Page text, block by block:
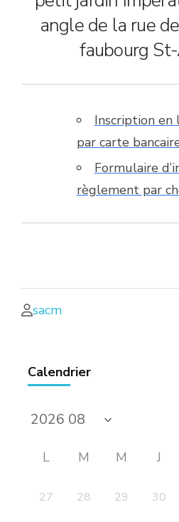
angle de la rue
faubourg
Inscription
par carte
Formulaire
règlement par
sacm
Calendrier
L M M J
27 28 29 30